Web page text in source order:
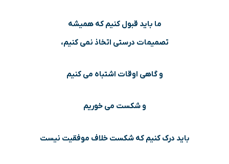
ما باید قبول کنیم که همیشه
تصمیمات درستی اتخاذ نمی کنیم،
و گاهی اوقات اشتباه می کنیم
و شکست می خوریم
باید درک کنیم که شکست خلاف موفقیت نیست